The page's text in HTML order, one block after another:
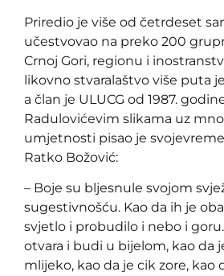
Priredio je više od četrdeset
učestvovao na preko 200
Crnoj Gori, regionu i
likovno stvaralaštvo više puta
a član je ULUCG od 1987.
Radulovićevim slikama uz
umjetnosti pisao je
Ratko Božović:
– Boje su bljesnule svojom
sugestivnošću. Kao da ih je
svjetlo i probudilo i nebo i goru.
otvara i budi u bijelom, kao da
mlijeko, kao da je cik zore, kao